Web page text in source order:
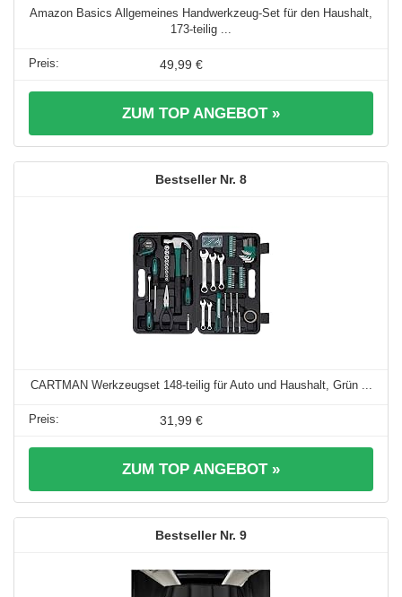
Amazon Basics Allgemeines Handwerkzeug-Set für den Haushalt,
173-teilig ...
49,99 €
ZUM TOP ANGEBOT »
8
CARTMAN Werkzeugset 148-teilig für Auto und Haushalt, Grün ...
31,99 €
ZUM TOP ANGEBOT »
9